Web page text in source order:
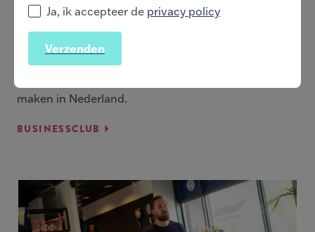
Plaza Padel is dé plek voor liefhebbers van padel.
Padel is een toegankelijke en sociale sport, Plaza
Padel vertaalt dit graag door naar zijn businessclub
en heeft daarom ook de ambitie om samen met haar
maken in Nederland.
BUSINESSCLUB
Ja, ik accepteer de privacy policy